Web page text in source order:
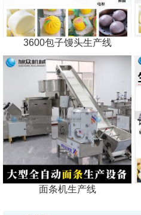
3600包子馒头生产线
面条机生产线